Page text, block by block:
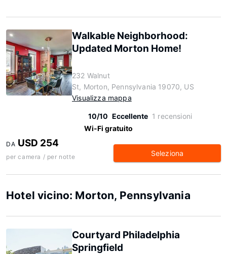
Walkable Neighborhood:
Updated Morton Home!
232 Walnut
St, Morton, Pennsylvania 19070, US
Visualizza mappa
10/10 Eccellente 1 recensioni
Wi-Fi gratuito
DA USD 254
per camera / per notte Seleziona
Hotel vicino: Morton, Pennsylvania
Courtyard Philadelphia
Springfield